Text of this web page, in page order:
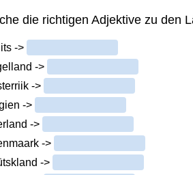
die richtigen Adjektive zu den
->
->
->
->
->
->
->